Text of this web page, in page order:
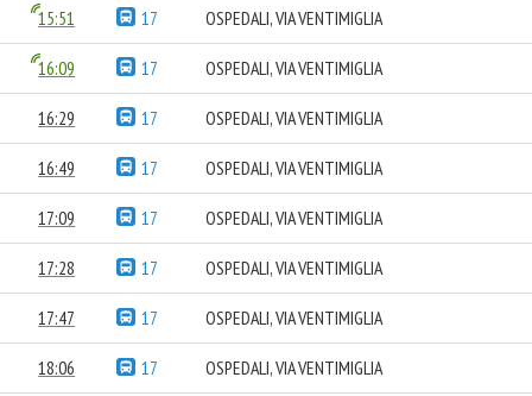
15:51 17 OSPEDALI, VIA VENTIMIGLIA
16:09 17 OSPEDALI, VIA VENTIMIGLIA
16:29 17 OSPEDALI, VIA VENTIMIGLIA
16:49 17 OSPEDALI, VIA VENTIMIGLIA
17:09 17 OSPEDALI, VIA VENTIMIGLIA
17:28 17 OSPEDALI, VIA VENTIMIGLIA
17:47 17 OSPEDALI, VIA VENTIMIGLIA
18:06 17 OSPEDALI, VIA VENTIMIGLIA